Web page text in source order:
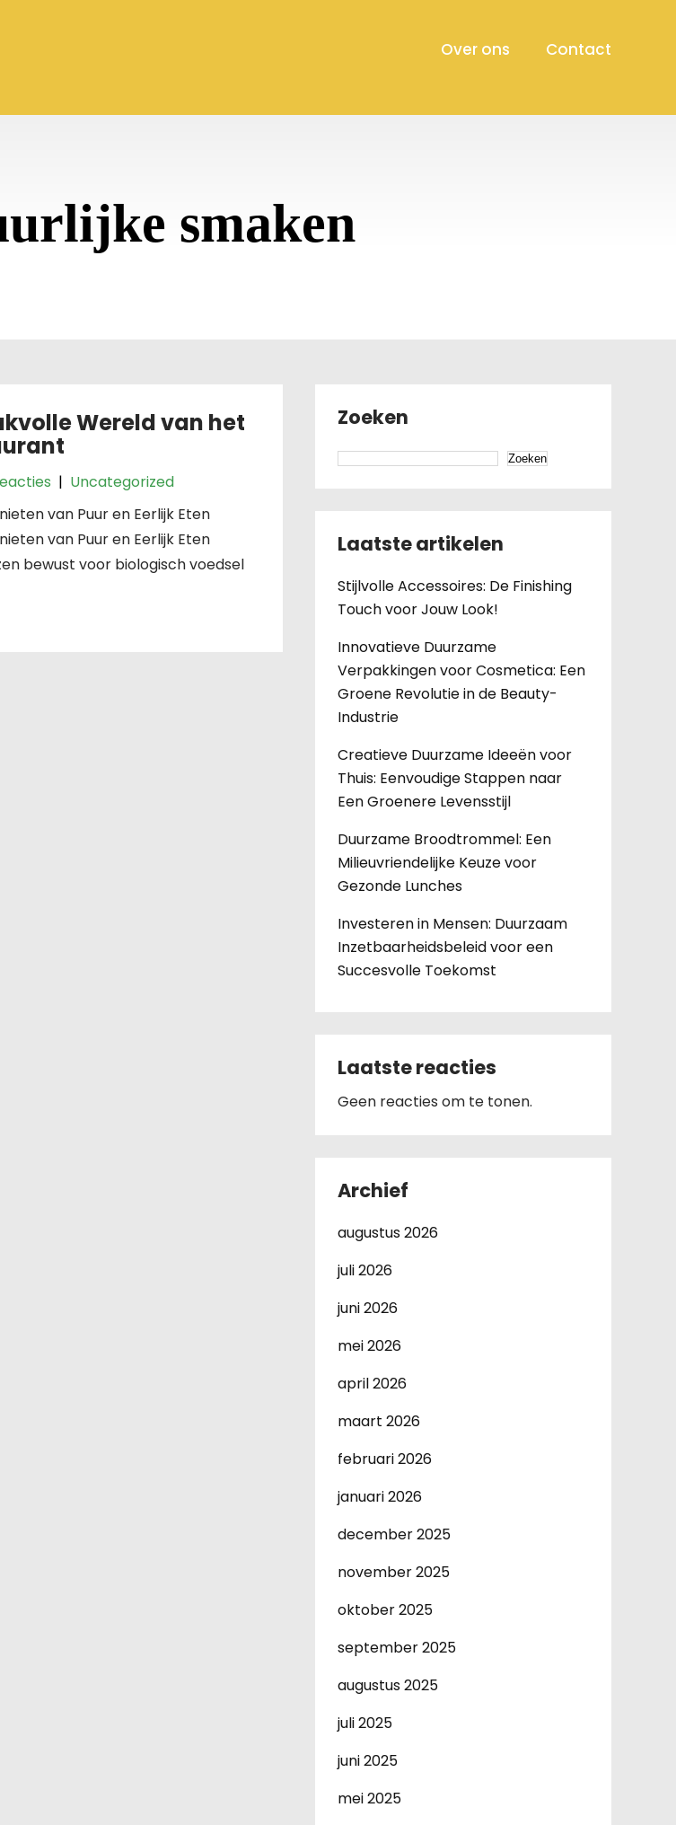
Over ons Contact
smaken
Wereld van het
| Uncategorized
van Puur en Eerlijk Eten
van Puur en Eerlijk Eten
bewust voor biologisch voedsel
Zoeken
Zoeken
Laatste artikelen
Stijlvolle Accessoires: De Finishing
Touch voor Jouw Look!
Innovatieve Duurzame
Verpakkingen voor Cosmetica: Een
Groene Revolutie in de Beauty-
Industrie
Creatieve Duurzame Ideeën voor
Thuis: Eenvoudige Stappen naar
Een Groenere Levensstijl
Duurzame Broodtrommel: Een
Milieuvriendelijke Keuze voor
Gezonde Lunches
Investeren in Mensen: Duurzaam
Inzetbaarheidsbeleid voor een
Succesvolle Toekomst
Laatste reacties
Geen reacties om te tonen.
Archief
augustus 2026
juli 2026
juni 2026
mei 2026
april 2026
maart 2026
februari 2026
januari 2026
december 2025
november 2025
oktober 2025
september 2025
augustus 2025
juli 2025
juni 2025
mei 2025